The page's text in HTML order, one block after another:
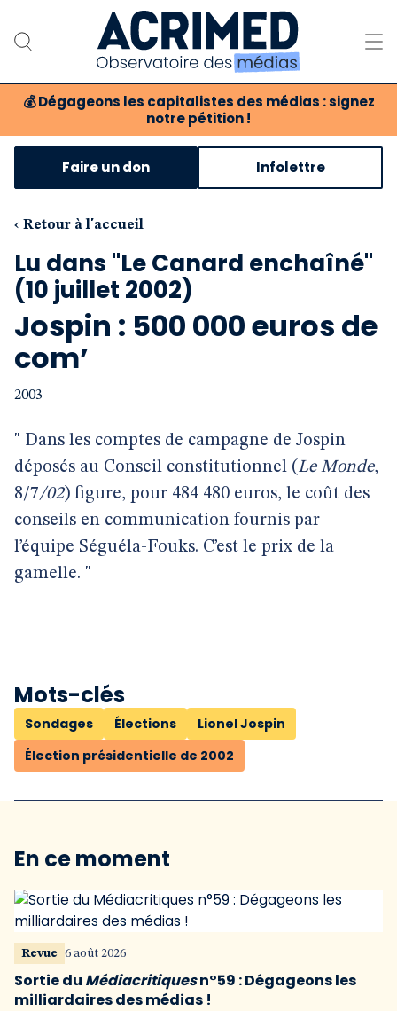
💰 Dégageons les capitalistes des médias : signez
notre pétition !
Notre association
Notre critique des médias
Nos propositions
Notre revue
Boutique
Faire un don Infolettre
‹ Retour à l'accueil
Lu dans "Le Canard enchaîné"
(10 juillet 2002)
Jospin : 500 000 euros de
com’
2003
" Dans les comptes de campagne de Jospin
déposés au Conseil constitutionnel (Le Monde,
8/7/02) figure, pour 484 480 euros, le coût des
conseils en communication fournis par
l’équipe Séguéla-Fouks. C’est le prix de la
gamelle. "
Mots-clés
Sondages Élections
Lionel Jospin
Élection présidentielle de 2002
En ce moment
Revue 6 août 2026
Sortie du Médiacritiquesn°59 : Dégageons les
milliardaires des médias !